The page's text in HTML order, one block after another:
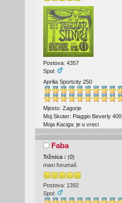
Postova: 4357
Spol:
Aprilia Sportcity 250
Mjesto: Zagorje
Moj Skuter: Piaggio Beverly 400
Moja Kaciga: je u vreci
Faba
Tržnica : (0)
maxi forumaš
Postova: 1392
Spol: